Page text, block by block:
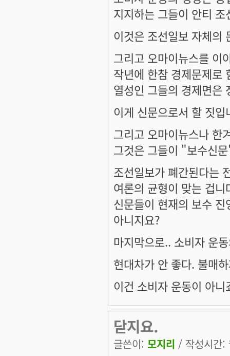
지지하는 그들이 안티
이것은 조선일보 자체의
그리고 오마이뉴스를 이
작년에 한참 경제문제로
열성인 그들의 경제면은
이게 신문으로서 할 짓입
그리고 오마이뉴스나 한
그것은 그들이 "보수신
조선일보가 폐간된다는
여론의 균형이 맞는 겁
신문들이 현재의 보수
아니지요?
마지막으로.. 소비자 운
현대차가 안 좋다. 불매
이건 소비자 운동이 아
닫지요.
글쓴이: 모지리 / 작성시간